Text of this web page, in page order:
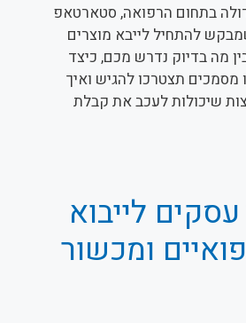
בתחום הרפואה, סטארטאפ
להתחיל לייבא מוצרים
מה בדיוק נדרש מכם, כיצד
מסמכים תצטרכו להגיש ואיך
שיכולות לעכב את קבלת
לייבוא
ומכשור